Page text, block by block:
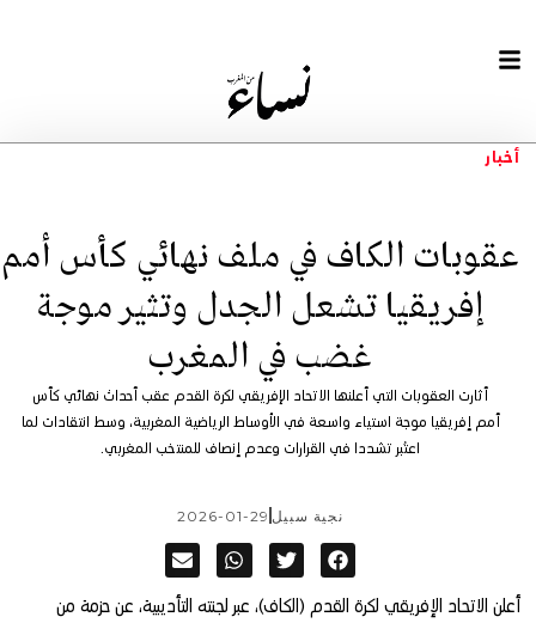
أخبار
عقوبات الكاف في ملف نهائي كأس أمم
إفريقيا تشعل الجدل وتثير موجة
غضب في المغرب
أثارت العقوبات التي أعلنها الاتحاد الإفريقي لكرة القدم عقب أحداث نهائي كأس
أمم إفريقيا موجة استياء واسعة في الأوساط الرياضية المغربية، وسط انتقادات لما
اعتُبر تشددا في القرارات وعدم إنصاف للمنتخب المغربي.
نجية سبيل 2026-01-29
أعلن الاتحاد الإفريقي لكرة القدم (الكاف)، عبر لجنته التأديبية، عن حزمة من